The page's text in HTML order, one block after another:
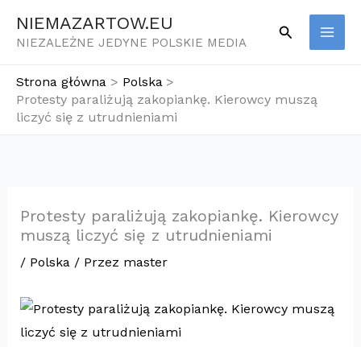
NIEMAZARTOW.EU
NIEZALEŻNE JEDYNE POLSKIE MEDIA
Szukaj
Strona główna
Polska
Protesty paraliżują zakopiankę. Kierowcy muszą
liczyć się z utrudnieniami
Protesty paraliżują zakopiankę. Kierowcy
muszą liczyć się z utrudnieniami
/ Polska/ Przez master